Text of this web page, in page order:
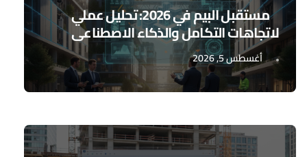
مستقبل البيم في 2026: تحليل عملي
لاتجاهات التكامل والذكاء الاصطناعي
أغسطس 5, 2026